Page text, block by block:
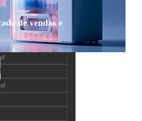
de vendas e